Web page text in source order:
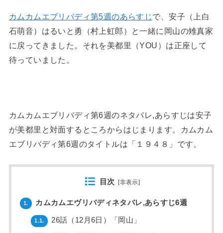
カムカムエブリバディ第5週のあらすじで、安子（上白
石萌音）はるいと勇（村上虹郎）と一緒に岡山の雉真家
に戻ってきました。それを美都里（YOU）は正座して
待っていました。
カムカムエブリバディ第6週のネタバレ,あらすじは安子
が美都里と対面するところからはじまります。カムカム
エブリバディ第6週のタイトルは「１９４８」です。
目次 [非表示]
1. カムカムエヴリバディネタバレ,あらすじ6週
1.1. 26話（12月6日）「岡山」